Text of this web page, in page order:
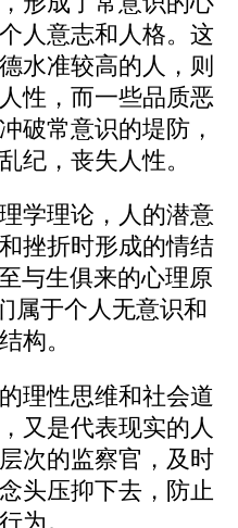
人意志和人格。这
水准较高的人，则
性，而一些品质恶
破常意识的堤防，
纪，丧失人性。
学理论，人的潜意
挫折时形成的情结
与生俱来的心理原
属于个人无意识和
构。
理性思维和社会道
又是代表现实的人
次的监察官，及时
头压抑下去，防止
为。